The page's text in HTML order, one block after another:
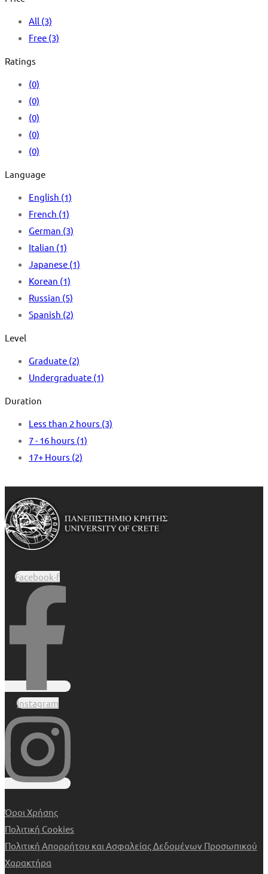
All (3)
Free (3)
Ratings
(0)
(0)
(0)
(0)
(0)
Language
English (1)
French (1)
German (3)
Italian (1)
Japanese (1)
Korean (1)
Russian (5)
Spanish (2)
Level
Graduate (2)
Undergraduate (1)
Duration
Less than 2 hours (3)
7 - 16 hours (1)
17+ Hours (2)
Facebook-f
Instagram
Όροι Χρήσης
Πολιτική Cookies
Πολιτική Απορρήτου και Ασφαλείας Δεδομένων Προσωπικού
Χαρακτήρα